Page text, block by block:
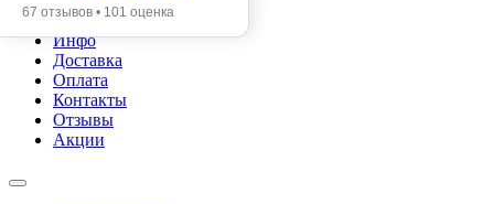
Инфо
Доставка
Оплата
Контакты
Отзывы
Акции
67 отзывов • 101 оценка